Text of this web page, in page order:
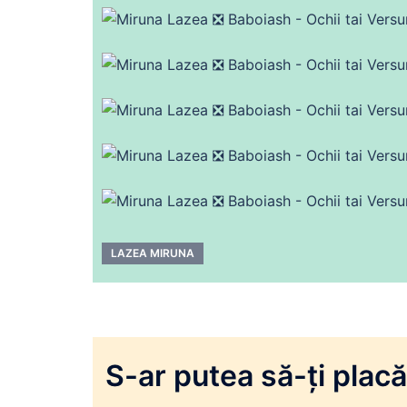
LAZEA MIRUNA
S-ar putea să-ți